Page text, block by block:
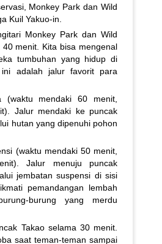
Monkey Park dan Wild
Kuil Yakuo-in.
Monkey Park dan Wild
menit. Kita bisa mengenal
tumbuhan yang hidup di
adalah jalur favorit para
(waktu mendaki 60 menit,
Jalur mendaki ke puncak
hutan yang dipenuhi pohon
(waktu mendaki 50 menit,
Jalur menuju puncak
jembatan suspensi di sisi
pemandangan lembah
burung yang merdu
Takao selama 30 menit.
saat teman-teman sampai